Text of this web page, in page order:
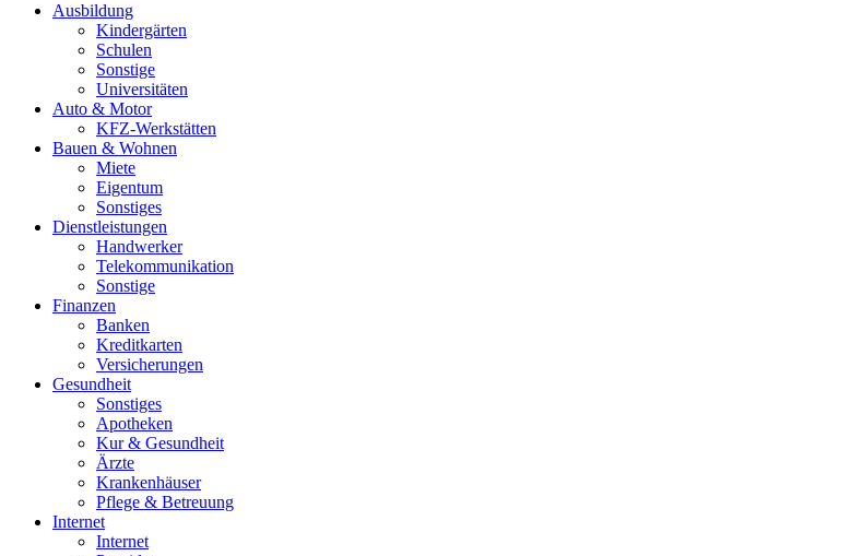
Ausbildung
Kindergärten
Schulen
Sonstige
Universitäten
Auto & Motor
KFZ-Werkstätten
Bauen & Wohnen
Miete
Eigentum
Sonstiges
Dienstleistungen
Handwerker
Telekommunikation
Sonstige
Finanzen
Banken
Kreditkarten
Versicherungen
Gesundheit
Sonstiges
Apotheken
Kur & Gesundheit
Ärzte
Krankenhäuser
Pflege & Betreuung
Internet
Internet